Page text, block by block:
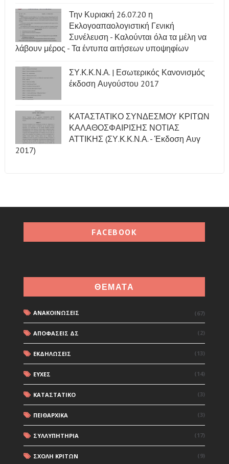
Την Κυριακή 26.07.20 η
Εκλογοαπαολογιστική Γενική
Συνέλευση - Καλούνται όλα τα μέλη να
λάβουν μέρος - Τα έντυπα αιτήσεων υποψηφίων
ΣΥ.Κ.Κ.Ν.Α. | Εσωτερικός Κανονισμός
έκδοση Αυγούστου 2017
ΚΑΤΑΣΤΑΤΙΚΟ ΣΥΝΔΕΣΜΟΥ ΚΡΙΤΩΝ
ΚΑΛΑΘΟΣΦΑΙΡΙΣΗΣ ΝΟΤΙΑΣ
ΑΤΤΙΚΗΣ (ΣΥ.Κ.Κ.Ν.Α. - Έκδοση Αυγ
2017)
FACEBOOK
ΘΕΜΑΤΑ
ΑΝΑΚΟΙΝΩΣΕΙΣ (67)
ΑΠΟΦΑΣΕΙΣ ΔΣ (2)
ΕΚΔΗΛΩΣΕΙΣ (13)
ΕΥΧΕΣ (14)
ΚΑΤΑΣΤΑΤΙΚΟ (3)
ΠΕΙΘΑΡΧΙΚΑ (3)
ΣΥΛΛΥΠΗΤΗΡΙΑ (17)
ΣΧΟΛΗ ΚΡΙΤΩΝ (9)